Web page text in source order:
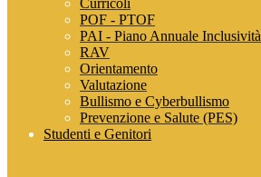
Curricoli
POF - PTOF
PAI - Piano Annuale Inclusività
RAV
Orientamento
Valutazione
Bullismo e Cyberbullismo
Prevenzione e Salute (PES)
Studenti e Genitori